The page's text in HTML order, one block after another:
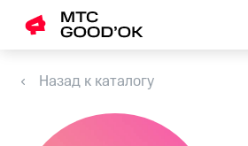
Назад к каталогу